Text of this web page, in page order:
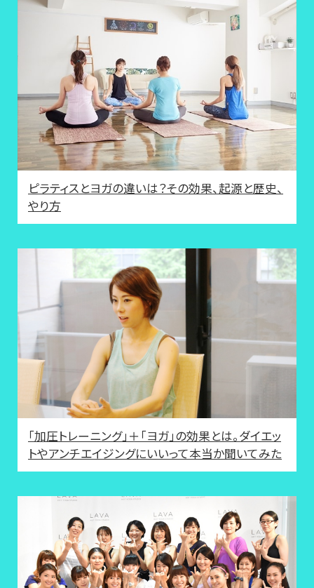
ピラティスとヨガの違いは？その効果、起源と歴史、
やり方
「加圧トレーニング」＋「ヨガ」の効果とは。ダイエッ
トやアンチエイジングにいいって本当か聞いてみた